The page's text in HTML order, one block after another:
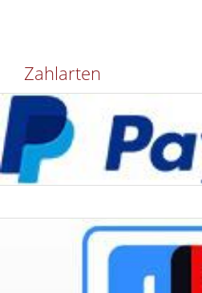
Zahlarten